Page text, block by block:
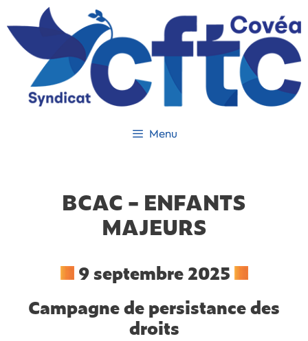
Menu
BCAC – ENFANTS
MAJEURS
9 septembre 2025
Campagne de persistance des
droits